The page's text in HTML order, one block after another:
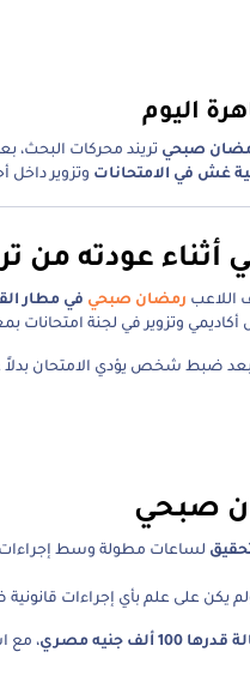
اليوم
صبحي تريند محركات البحث،
غش في الامتحانات وتزوير داخل
عودته من
اللاعب رمضان صبحي في مطار
وتزوير في لجنة امتحانات
بعد ضبط شخص يؤدي الامتحان بدلاً
صبحي
لساعات مطولة وسط إجراءات
يكن على علم بأي إجراءات
جنيه مصري
، مع